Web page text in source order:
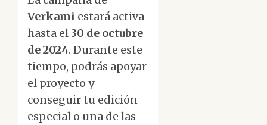
Verkami estará activa
hasta el 30 de octubre
de 2024. Durante este
tiempo, podrás apoyar
el proyecto y
conseguir tu edición
especial o una de las